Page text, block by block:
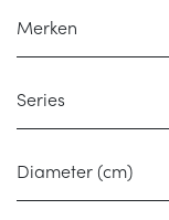
Merken
Series
Diameter (cm)